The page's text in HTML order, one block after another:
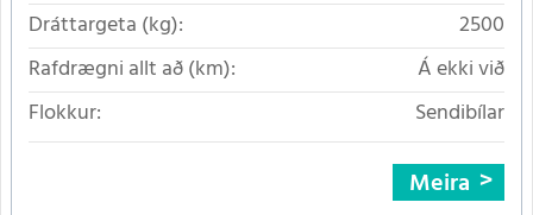
Dráttargeta (kg):
2500
Rafdrægni allt að (km):
Á ekki við
Flokkur:
Sendibílar
Meira